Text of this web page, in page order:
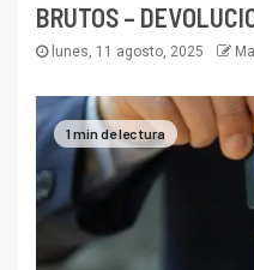
BRUTOS –
lunes, 11 agosto, 2025
1 min de lectura